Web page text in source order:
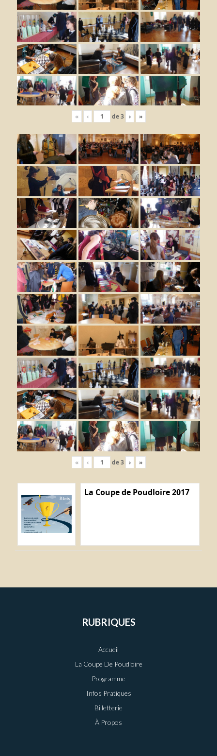
« ‹ de3 › »
« ‹ de3 › »
La Coupe de Poudloire 2017
RUBRIQUES
Accueil
La Coupe De Poudloire
Programme
Infos Pratiques
Billetterie
À Propos